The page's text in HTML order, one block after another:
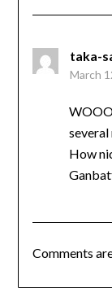
taka-
March
several
How
Comments